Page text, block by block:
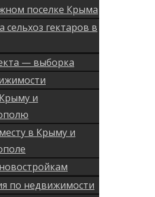
поселке Крыма
сельхоз гектаров в
— выборка
и
в Крыму и
по недвижимости